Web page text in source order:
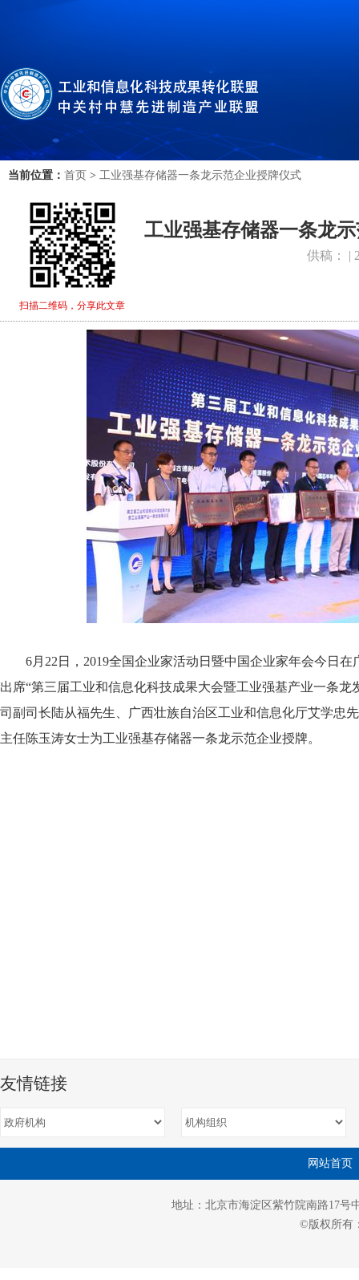
当前位置： 首页 > 工业强基存储器一条龙示范企业授牌仪式
扫描二维码，分享此文章
工业强基存储器一条龙
供稿： |
6月22日，2019全国企业家活动日暨中国企业家年会今日在
出席“第三届工业和信息化科技成果大会暨工业强基产业一条
司副司长陆从福先生、广西壮族自治区工业和信息化厅艾学忠
主任陈玉涛女士为工业强基存储器一条龙示范企业授牌。
友情链接
网站首页
地址：北京市海淀区紫竹院南路17
©版权所有